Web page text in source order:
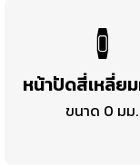
หน้าปัดสี่เหลี่ย
ขนาด 0 มม.